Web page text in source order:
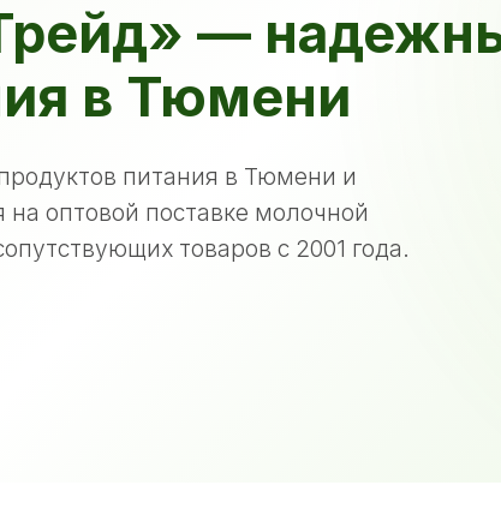
—
в Тюмени
питания в Тюмени и
оптовой поставке молочной
товаров с 2001 года.